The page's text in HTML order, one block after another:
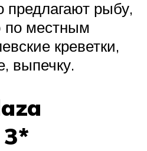
предлагают рыбу,
по местным
креветки,
выпечку.
3*